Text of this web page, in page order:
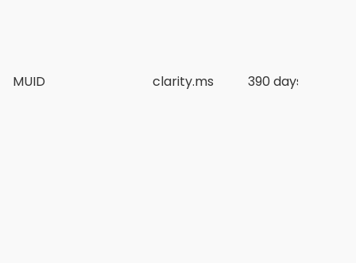
MUID clarity.ms 390 days